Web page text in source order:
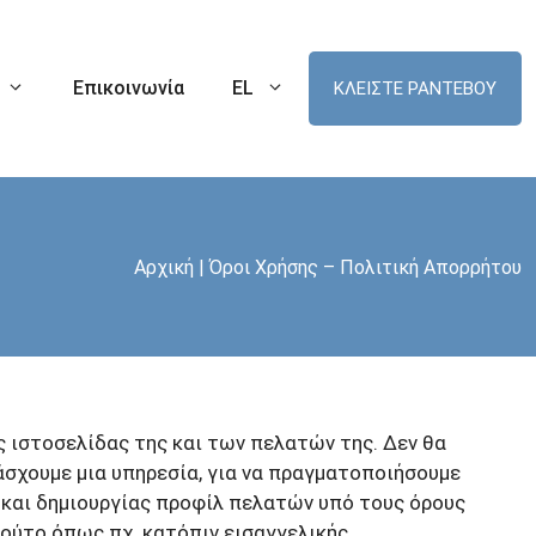
Συνδέσμου
Ταινίας
Διάστρεμμα Ποδοκνημικής
Ώμος Κολυμβητή
Ισχίου
Ώμου MIS
Ρομποτική Επιγονατιδομηριαία
Επικοινωνία ΚΛΕΙΣΤΕ ΡΑΝΤΕΒΟΥ
EL
Αρχική |Όροι Χρήσης – Πολιτική Απορρήτου
της και των πελατών της. Δεν θα
μια υπηρεσία, για να πραγματοποιήσουμε
δημιουργίας προφίλ πελατών υπό τους όρους